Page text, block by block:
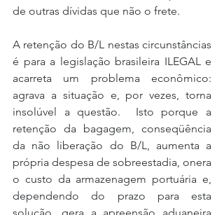
de outras dívidas que não o frete.
A retenção do B/L nestas circunstâncias
é para a legislação brasileira ILEGAL e
acarreta um problema econômico:
agrava a situação e, por vezes, torna
insolúvel a questão.  Isto porque a
retenção da bagagem, conseqüência
da não liberação do B/L, aumenta a
própria despesa de sobreestadia, onera
o custo da armazenagem portuária e,
dependendo do prazo para esta